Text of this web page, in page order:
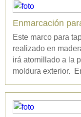
Enmarcación
Este marco para
realizado en
irá atornillado a la
moldura exterior.